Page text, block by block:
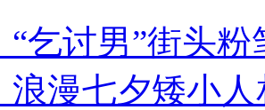
不成狂砸宝马车
伤多人 警民合力深夜将其击毙
“乞讨男”街头
浪漫七夕矮小